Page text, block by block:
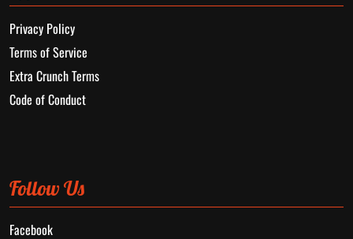
Privacy Policy
Terms of Service
Extra Crunch Terms
Code of Conduct
Follow Us
Facebook